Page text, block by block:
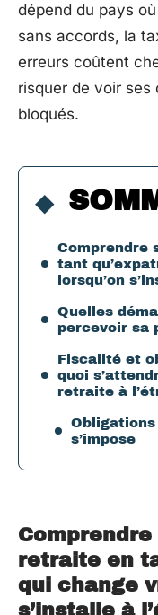
dépend du pays
sans accords, la
erreurs coûtent
risquer de voir ses
bloqués.
Comprendre
tant
lorsqu’on
Quelles
percevoir sa
Fiscalité et
quoi
retraite à
s’impose
retraite en
qui change
s’installe à